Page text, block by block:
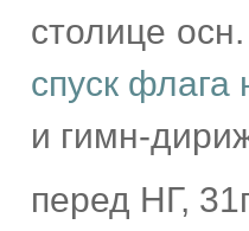
столице
спуск
и гимн-
перед НГ,